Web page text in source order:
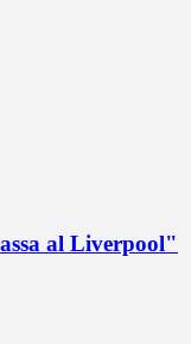
al Liverpool"